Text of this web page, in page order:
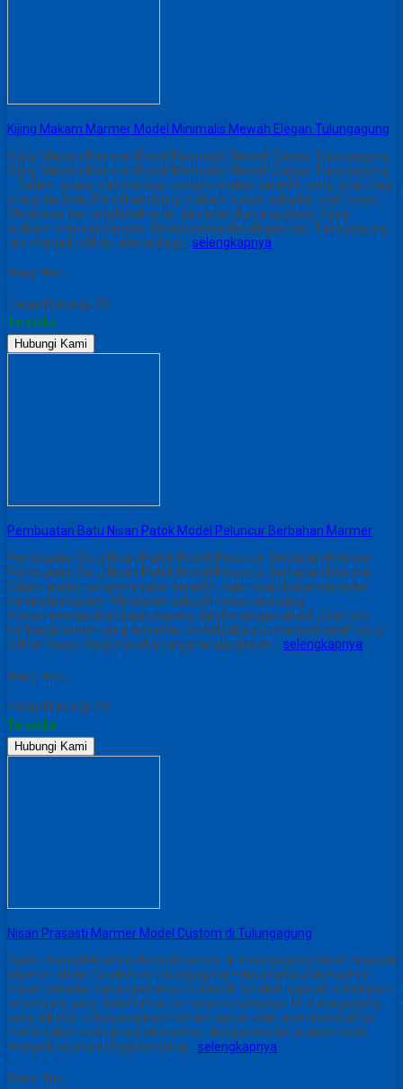
Kijing Makam Marmer Model Minimalis Mewah Elegan Tulungagung
Kijing Makam Marmer Model Minimalis Mewah Elegan Tulungagung
Kijing Makam Marmer Model Minimalis Mewah Elegan Tulungagung
– Dalam upaya memberikan penghormatan terakhir yang layak bagi
orang tercinta. Pemilihan kijing makam bukan sekadar soal fungsi.
Melainkan tentang ketahanan dan estetika yang abadi. Kijing
makam marmer dengan desain minimalis elegan dari Tulungagung
kini menjadi pilihan utama bagi… selengkapnya
Share This :
Harga Hubungi CS
Tersedia
Hubungi Kami
Pembuatan Batu Nisan Patok Model Peluncur Berbahan Marmer
Pembuatan Batu Nisan Patok Model Peluncur Berbahan Marmer
Pembuatan Batu Nisan Patok Model Peluncur Berbahan Marmer –
Dalam tradisi penghormatan terakhir, batu nisan bukan sekadar
penanda makam. Melainkan sebuah karya seni yang
merepresentasikan kasih sayang dan kenangan abadi. Di antara
berbagai desain yang tersedia, model peluncur menjadi salah satu
pilihan favorit bagi mereka yang menginginkan… selengkapnya
Share This :
Harga Hubungi CS
Tersedia
Hubungi Kami
Nisan Prasasti Marmer Model Custom di Tulungagung
Nisan Prasasti Marmer Model Custom di Tulungagung Nisan Prasasti
Marmer Model Custom di Tulungagung – Nisan prasasti marmer
bukan sekadar papan penanda ia adalah catatan sejarah kehidupan
seseorang yang diukir untuk bertahan selamanya. Di Tulungagung
yang dikenal sebagai episentrum kerajinan batu alam berkualitas.
Pembuatan nisan prasasti marmer dengan model custom telah
menjadi layanan unggulan yang… selengkapnya
Share This :